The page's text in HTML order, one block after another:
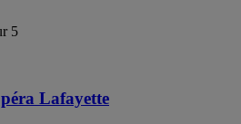
5
Lafayette